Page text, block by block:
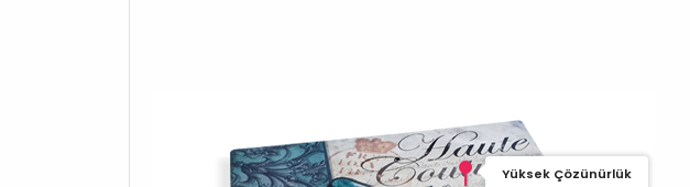
Yüksek Çözünürlük